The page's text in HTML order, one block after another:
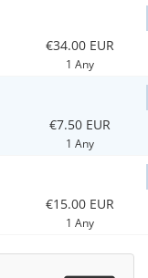
€34.00 EUR
1 Any
€7.50 EUR
1 Any
€15.00 EUR
1 Any